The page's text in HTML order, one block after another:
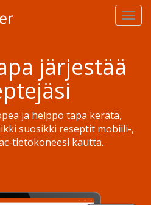
järjestää
ja helppo tapa kerätä,
suosikki reseptit mobiili-,
tietokoneesi kautta.